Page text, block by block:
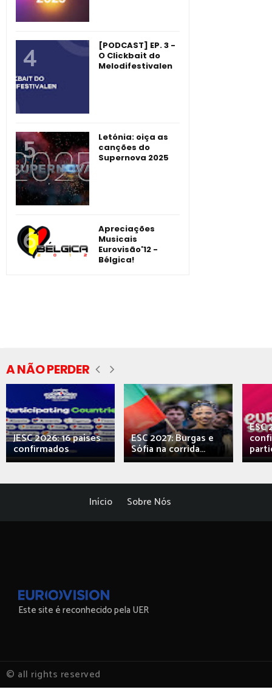
[PODCAST] EP. 3 -
O Clickbait do
Melodifestivalen
Letónia: oiça as
canções do
Supernova 2025
Apreciações
Musicais
Eurovisão'12 -
Bélgica!
A NÃO PERDER
JESC 2026: 16 países
confirmados
ESC 2027: Burgas e
Sófia na corrida...
ESC
Início Sobre Nós
Este site é reconhecido pela UER
© all rights reserved